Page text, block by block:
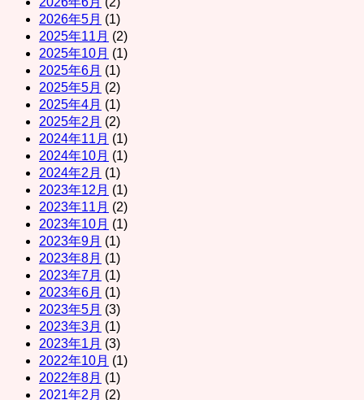
2026年5月 (1)
2025年11月 (2)
2025年10月 (1)
2025年6月 (1)
2025年5月 (2)
2025年4月 (1)
2025年2月 (2)
2024年11月 (1)
2024年10月 (1)
2024年2月 (1)
2023年12月 (1)
2023年11月 (2)
2023年10月 (1)
2023年9月 (1)
2023年8月 (1)
2023年7月 (1)
2023年6月 (1)
2023年5月 (3)
2023年3月 (1)
2023年1月 (3)
2022年10月 (1)
2022年8月 (1)
2021年2月 (2)